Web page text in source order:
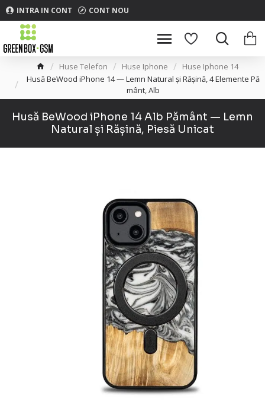
INTRA IN CONT CONT NOU
Huse Telefon Huse Iphone
Huse Iphone 14
Husă BeWood iPhone 14 — Lemn Natural și Rășină, 4 Elemente Pă
mânt, Alb
Husă BeWood iPhone 14 Alb Pământ — Lemn
Natural și Rășină, Piesă Unicat